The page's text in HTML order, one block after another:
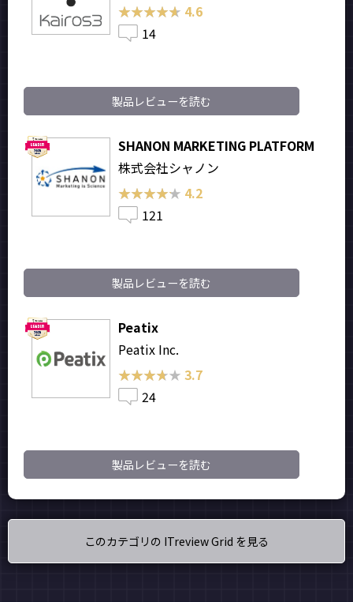
★★★★★
★★★★★ 4.6
14
製品レビューを読む
SHANON MARKETING PLATFORM
株式会社シャノン
★★★★★
★★★★★ 4.2
121
製品レビューを読む
Peatix
Peatix Inc.
★★★★★
★★★★★ 3.7
24
製品レビューを読む
このカテゴリの ITreview Grid を見る